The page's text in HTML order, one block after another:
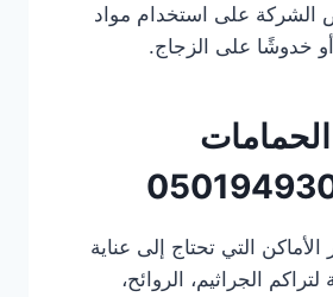
الشركة على استخدام مواد
أو خدوشًا على الزجاج.
التي تحتاج إلى عناية
الجراثيم، الروائح،